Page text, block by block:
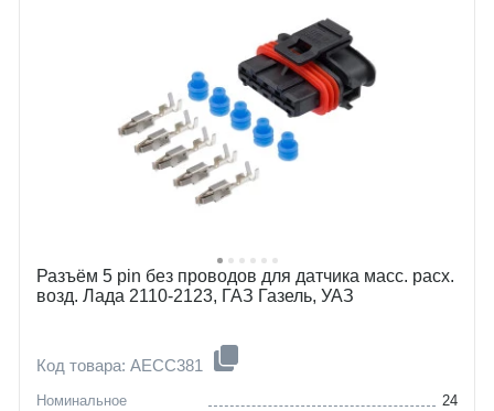
Разъём 5 pin без проводов для датчика масс. расх.
возд. Лада 2110-2123, ГАЗ Газель, УАЗ
Код товара: AECC381
Номинальное
24